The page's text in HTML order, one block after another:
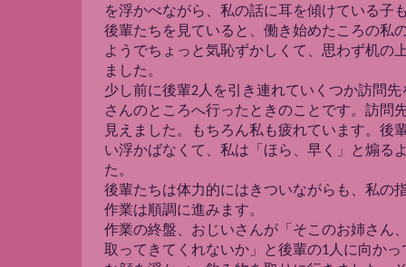
を浮かべながら、私の話に耳を傾けている子
後輩たちを見ていると、働き始めたころの私
ようでちょっと気恥ずかしくて、思わず机の
ました。
少し前に後輩2人を引き連れていくつか訪問
さんのところへ行ったときのことです。訪問
見えました。もちろん私も疲れています。後
い浮かばなくて、私は「ほら、早く」と煽る
た。
後輩たちは体力的にはきついながらも、私の
作業は順調に進みます。
作業の終盤、おじいさんが「そこのお姉さん
取ってきてくれないか」と後輩の1人に向か